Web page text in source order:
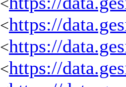
<
<https://
<https://
<https://